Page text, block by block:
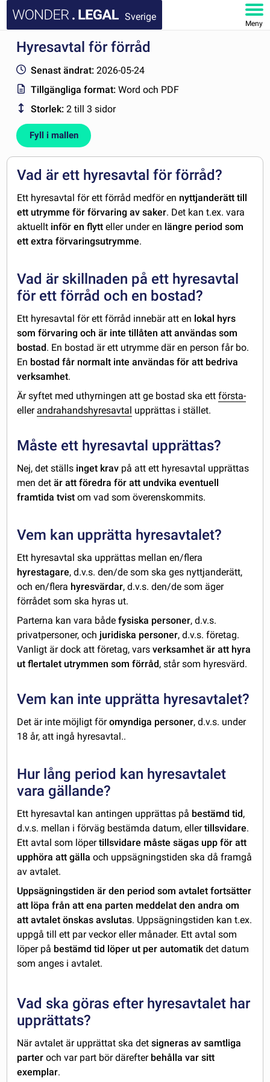
Sverige
Meny
STARTSIDA
DOKUMENT
FAQ
MITT KONTO
Hyresavtal för förråd
Senast ändrat: 2026-05-24
Tillgängliga format:Word och PDF
Storlek: 2 till 3 sidor
Fyll i mallen
Vad är ett hyresavtal för förråd?
Ett hyresavtal för ett förråd medför en nyttjanderätt till
ett utrymme för förvaring av saker. Det kan t.ex. vara
aktuellt inför en flytt eller under en längre period som
ett extra förvaringsutrymme.
Vad är skillnaden på ett hyresavtal
för ett förråd och en bostad?
Ett hyresavtal för ett förråd innebär att en lokal hyrs
som förvaring och är inte tillåten att användas som
bostad. En bostad är ett utrymme där en person får bo.
En bostad får normalt inte användas för att bedriva
verksamhet.
Är syftet med uthyrningen att ge bostad ska ettförsta-
eller andrahandshyresavtal upprättas i stället.
Måste ett hyresavtal upprättas?
Nej, det ställs inget krav på att ett hyresavtal upprättas
men detär att föredra för att undvika eventuell
framtida tvist om vad som överenskommits.
Vem kan upprätta hyresavtalet?
Ett hyresavtal ska upprättas mellan en/flera
hyrestagare, d.v.s. den/de som ska ges nyttjanderätt,
och en/flera hyresvärdar, d.v.s. den/de som äger
förrådet som ska hyras ut.
Parterna kan vara bådefysiska personer, d.v.s.
privatpersoner, och juridiska personer, d.v.s. företag.
Vanligt är dock att företag, varsverksamhet är att hyra
ut flertalet utrymmen som förråd, står som hyresvärd.
Vem kan inte upprätta hyresavtalet?
Det är inte möjligt föromyndiga personer, d.v.s. under
18 år, att ingå hyresavtal..
Hur lång period kan hyresavtalet
vara gällande?
Ett hyresavtal kan antingen upprättas på bestämd tid,
d.v.s. mellan i förväg bestämda datum, ellertillsvidare.
Ett avtal som löpertillsvidare måste sägas upp för att
upphöra att gälla och uppsägningstiden ska då framgå
av avtalet.
Uppsägningstiden är den period som avtalet fortsätter
att löpa från att ena parten meddelat den andra om
att avtalet önskas avslutas. Uppsägningstiden kan t.ex.
uppgå till ett par veckor eller månader. Ett avtal som
löper på bestämd tid löper ut per automatikdet datum
som anges i avtalet.
Vad ska göras efter hyresavtalet har
upprättats?
När avtalet är upprättat ska detsigneras av samtliga
parter och var part bör därefter behålla var sitt
exemplar.